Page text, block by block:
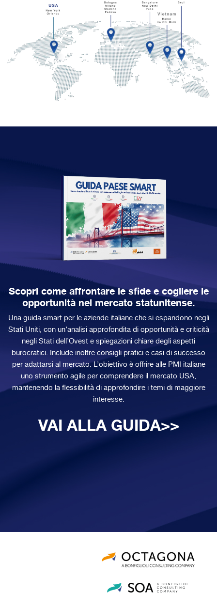
Scopri come affrontare le sfide e cogliere le
opportunità nel mercato statunitense.
Una guida smart per le aziende italiane che si espandono negli
Stati Uniti, con un’analisi approfondita di opportunità e criticità
negli Stati dell’Ovest e spiegazioni chiare degli aspetti
burocratici. Include inoltre consigli pratici e casi di successo
per adattarsi al mercato. L’obiettivo è offrire alle PMI italiane
uno strumento agile per comprendere il mercato USA,
mantenendo la flessibilità di approfondire i temi di maggiore
interesse.
VAI ALLA GUIDA>>